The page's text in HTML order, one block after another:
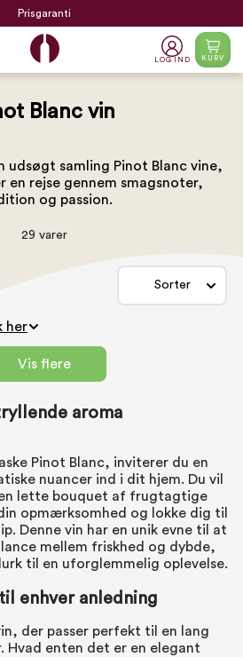
Prisgaranti
LOG IND KURV
Blanc vin
udsøgt samling Pinot Blanc vine,
en rejse gennem smagsnoter,
og passion.
29 varer
Sorter
Vis flere
aroma
Pinot Blanc, inviterer du en
nuancer ind i dit hjem. Du vil
lette bouquet af frugtagtige
opmærksomhed og lokke dig til
Denne vin har en unik evne til at
mellem friskhed og dybde,
til en uforglemmelig oplevelse.
enhver anledning
der passer perfekt til en lang
Hvad enten det er en elegant